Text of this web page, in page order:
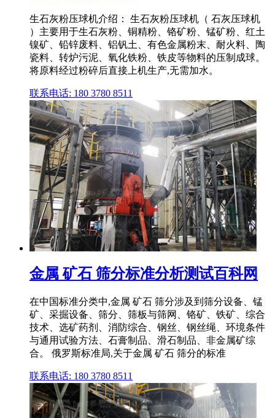
生石灰粉压球机介绍： 生石灰粉压球机（ 石灰压球机
）主要用于生石灰粉、铜精粉、铬矿粉、锰矿粉、红土
镍矿、铅锌废料、铝钒土、有色金属粉末、耐火料、陶
瓷料、转炉污泥、氧化铁粉、铁皮等物料的压制成球。
将原料经过粉碎后直接上机生产,无需加水。
联系电话: 180 3780 8511
金属 矿石 筛分标准分析测试百科网
在中国标准分类中,金属 矿石 筛分涉及到筛分设备、锰
矿、采掘设备、筛分、筛板与筛网、铬矿、铁矿、综合
技术、选矿药剂、消防综合、钢丝、钢丝绳、环境条件
与通用试验方法、石膏制品、滑石制品、非金属矿综
合。 俄罗斯标准局,关于金属 矿石 筛分的标准
联系电话: 180 3780 8511